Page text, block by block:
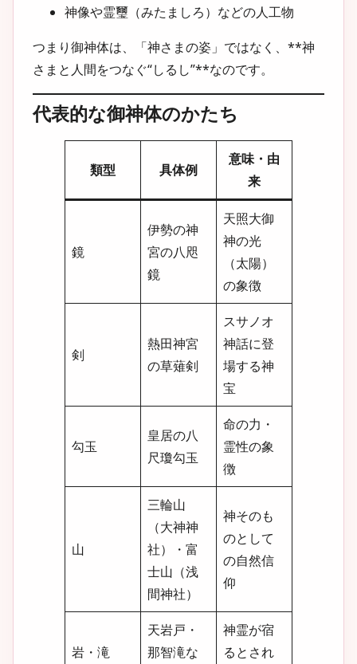
神像や霊璽（みたましろ）などの人工物
つまり御神体は、「神さまの姿」ではなく、 **神
さまと人間をつなぐ“しるし”**なのです。
代表的な御神体のかたち
類型 具体例
意味・由
来
鏡
伊勢の神
宮の八咫
鏡
天照大御
神の光
（太陽）
の象徴
剣
熱田神宮
の草薙剣
スサノオ
神話に登
場する神
宝
勾玉
皇居の八
尺瓊勾玉
命の力・
霊性の象
徴
山
三輪山
（大神神
社）・富
士山（浅
間神社）
神そのも
のとして
の自然信
仰
岩・滝
天岩戸・
那智滝な
神霊が宿
るとされ